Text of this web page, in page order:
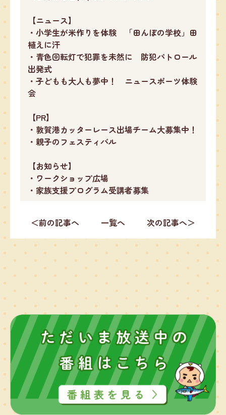
【ニュース】
・小学生が米作りを体験 「田んぼの学校」田
植えに汗
・青色回転灯で犯罪を未然に 防犯パトロール
出発式
・子どもも大人も夢中！ ニュースポーツ体験
会
【PR】
・敦賀港カッターレース出場チーム大募集中！
・親子のフェスティバル
【お知らせ】
・ワークショップ広場
・家族支援プログラム受講者募集
＜前の記事へ 一覧へ 次の記事へ＞